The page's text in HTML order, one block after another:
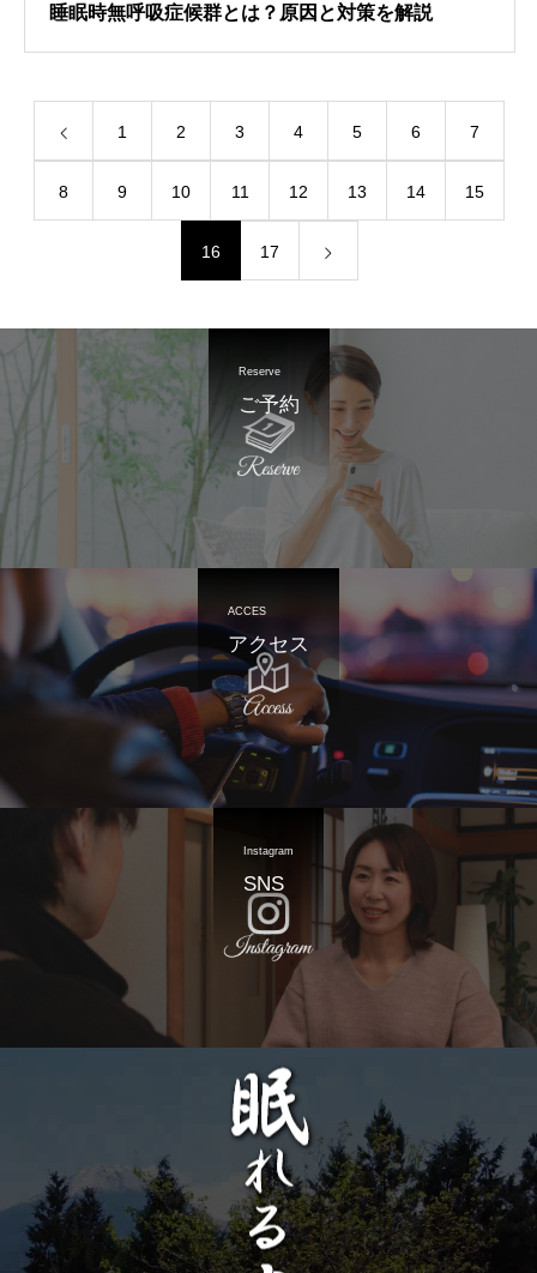
睡眠時無呼吸症候群とは？原因と対策を解説
1 2 3 4 5 6 7
8 9 10 11 12 13 14 15
16 17
Reserve
ご予約
ACCES
アクセス
Instagram
SNS